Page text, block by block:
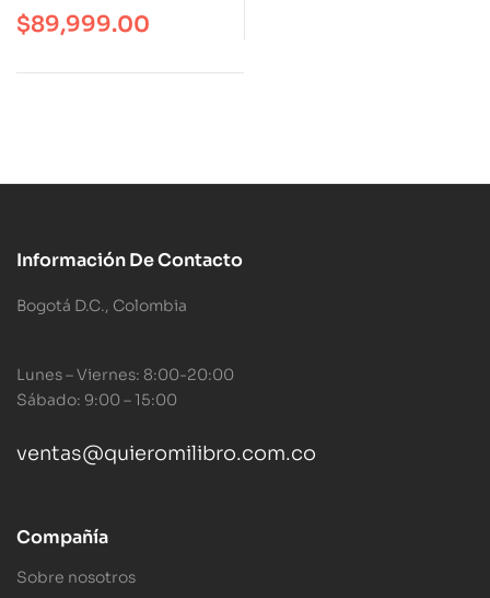
$89,999.00
Información De Contacto
Bogotá D.C., Colombia
Lunes – Viernes: 8:00-20:00
Sábado: 9:00 – 15:00
ventas@quieromilibro.com.co
Compañía
Sobre nosotros